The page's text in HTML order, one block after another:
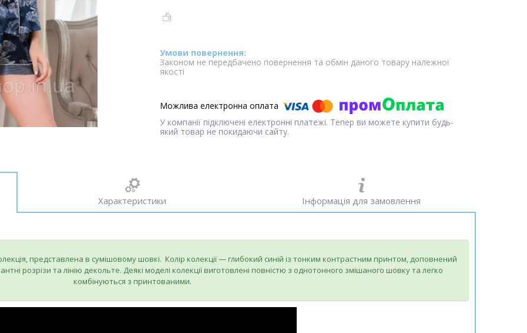
Законом не передбачено повернення та обмін даного товару належної
якості
У компанії підключені електронні платежі. Тепер ви можете купити будь-
який товар не покидаючи сайту.
Характеристики Інформація для замовлення
представлена в сумішовому шовкі. Колір колекції — глибокий синій із тонким контрастним принтом, доповнений
розрізи та лінію декольте. Деякі моделі колекції виготовлені повністю з однотонного змішаного шовку та легко
комбінуються з принтованими.